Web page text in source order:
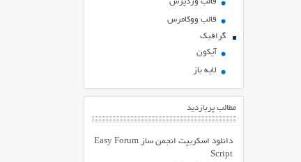
قالب ووکامرس
گرافیک
آیکون
لایه باز
مطالب پربازدید
دانلود اسکریپت انجمن ساز Easy Forum
Script